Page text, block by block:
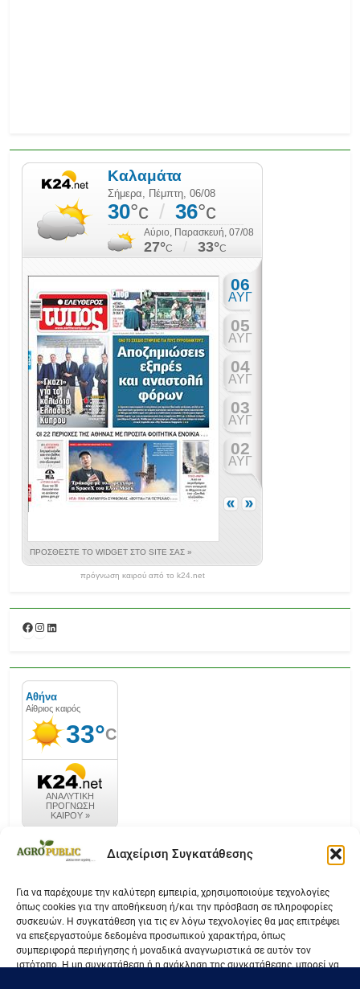
Διαχείριση Συγκατάθεσης
Για να παρέχουμε την καλύτερη εμπειρία, χρησιμοποιούμε τεχνολογίες
όπως cookies για την αποθήκευση ή/και την πρόσβαση σε πληροφορίες
συσκευών. Η συγκατάθεση για τις εν λόγω τεχνολογίες θα μας επιτρέψει
να επεξεργαστούμε δεδομένα προσωπικού χαρακτήρα, όπως
συμπεριφορά περιήγησης ή μοναδικά αναγνωριστικά σε αυτόν τον
ιστότοπο. Η μη συγκατάθεση ή η ανάκληση της συγκατάθεσης, μπορεί να
πρόγνωση καιρού από το k24.net
Facebook
Instagram
Linkedin
καιρός k24.net
Επικοινωνία
Όροι Χρήσης